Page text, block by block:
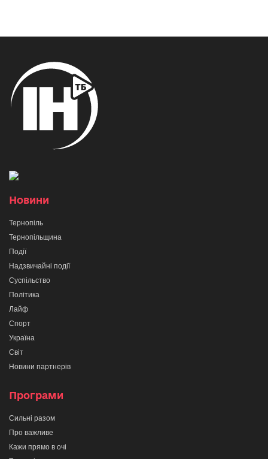
Новини
Тернопіль
Тернопільщина
Події
Надзвичайні події
Суспільство
Політика
Лайф
Спорт
Україна
Світ
Новини партнерів
Програми
Сильні разом
Про важливе
Кажи прямо в очі